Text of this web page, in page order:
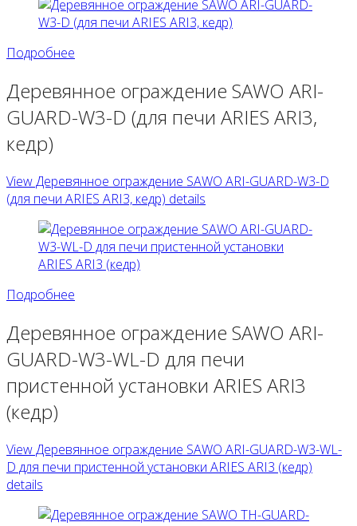
Подробнее
Деревянное ограждение SAWO ARI-
GUARD-W3-D (для печи ARIES ARI3,
кедр)
View Деревянное ограждение SAWO ARI-GUARD-W3-D
(для печи ARIES ARI3, кедр) details
Подробнее
Деревянное ограждение SAWO ARI-
GUARD-W3-WL-D для печи
пристенной установки ARIES ARI3
(кедр)
View Деревянное ограждение SAWO ARI-GUARD-W3-WL-
D для печи пристенной установки ARIES ARI3 (кедр)
details